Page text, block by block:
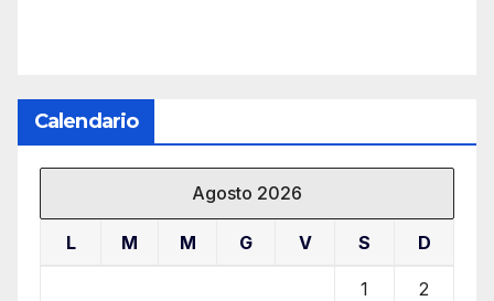
Calendario
Agosto 2026
L M M G V S D
1 2